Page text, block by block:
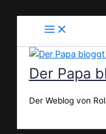
Der Papa
Der Weblog von